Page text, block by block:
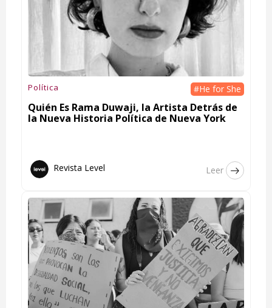
Política #He for She
Quién Es Rama Duwaji, la Artista Detrás de
la Nueva Historia Política de Nueva York
Revista Level Leer